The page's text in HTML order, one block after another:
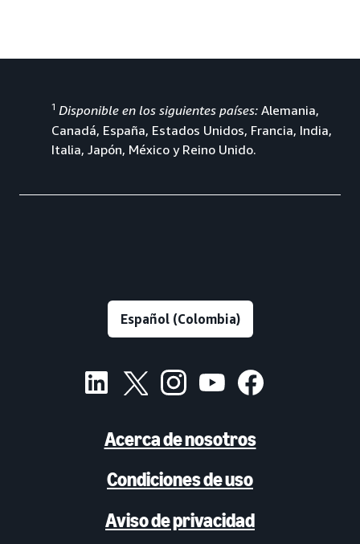
1 Disponible en los siguientes países: Alemania,
Canadá, España, Estados Unidos, Francia, India,
Italia, Japón, México y Reino Unido.
Acerca de nosotros
Condiciones de uso
Aviso de privacidad